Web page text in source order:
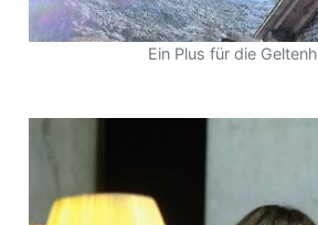
Ein Plus für die